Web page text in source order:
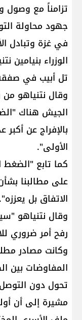
تزامناً مع وصول
جهود محاولة
في غزة وتبادل
الوزراء
تل أبيب في
وقال نتنياهو من
الجيش هناك
بالإفراج عن
الأولى".
كما تابع "الضغط
على مطالبنا
الاتفاق بل يعززه".
وقال نتنياهو
رفح أمر ضروري
وكانت مصادر
تحول دون
مشيرة إلى أن